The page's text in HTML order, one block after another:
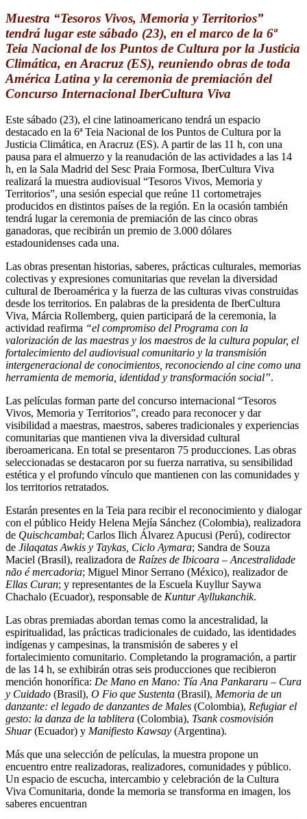
Muestra “Tesoros Vivos, Memoria y Territorios”
tendrá lugar este sábado (23), en el marco de la 6ª
Teia Nacional de los Puntos de Cultura por la Justicia
Climática, en Aracruz (ES), reuniendo obras de toda
América Latina y la ceremonia de premiación del
Concurso Internacional IberCultura Viva
Este sábado (23), el cine latinoamericano tendrá un espacio
destacado en la 6ª Teia Nacional de los Puntos de Cultura por la
Justicia Climática, en Aracruz (ES). A partir de las 11 h, con una
pausa para el almuerzo y la reanudación de las actividades a las 14
h, en la Sala Madrid del Sesc Praia Formosa, IberCultura Viva
realizará la muestra audiovisual “Tesoros Vivos, Memoria y
Territorios”, una sesión especial que reúne 11 cortometrajes
producidos en distintos países de la región. En la ocasión también
tendrá lugar la ceremonia de premiación de las cinco obras
ganadoras, que recibirán un premio de 3.000 dólares
estadounidenses cada una.
Las obras presentan historias, saberes, prácticas culturales, memorias
colectivas y expresiones comunitarias que revelan la diversidad
cultural de Iberoamérica y la fuerza de las culturas vivas construidas
desde los territorios. En palabras de la presidenta de IberCultura
Viva, Márcia Rollemberg, quien participará de la ceremonia, la
actividad reafirma “el compromiso del Programa con la
valorización de las maestras y los maestros de la cultura popular, el
fortalecimiento del audiovisual comunitario y la transmisión
intergeneracional de conocimientos, reconociendo al cine como una
herramienta de memoria, identidad y transformación social”.
Las películas forman parte del concurso internacional “Tesoros
Vivos, Memoria y Territorios”, creado para reconocer y dar
visibilidad a maestras, maestros, saberes tradicionales y experiencias
comunitarias que mantienen viva la diversidad cultural
iberoamericana. En total se presentaron 75 producciones. Las obras
seleccionadas se destacaron por su fuerza narrativa, su sensibilidad
estética y el profundo vínculo que mantienen con las comunidades y
los territorios retratados.
Estarán presentes en la Teia para recibir el reconocimiento y dialogar
con el público Heidy Helena Mejía Sánchez (Colombia), realizadora
de Quischcambal; Carlos Ilich Álvarez Apucusi (Perú), codirector
de Jilaqatas Awkis y Taykas, Ciclo Aymara; Sandra de Souza
Maciel (Brasil), realizadora de Raízes de Ibicoara – Ancestralidade
não é mercadoria; Miguel Minor Serrano (México), realizador de
Ellas Curan; y representantes de la Escuela Kuyllur Saywa
Chachalo (Ecuador), responsable de Kuntur Ayllukanchik.
Las obras premiadas abordan temas como la ancestralidad, la
espiritualidad, las prácticas tradicionales de cuidado, las identidades
indígenas y campesinas, la transmisión de saberes y el
fortalecimiento comunitario. Completando la programación, a partir
de las 14 h, se exhibirán otras seis producciones que recibieron
mención honorífica: De Mano en Mano: Tía Ana Pankararu – Cura
y Cuidado (Brasil), O Fio que Sustenta (Brasil), Memoria de un
danzante: el legado de danzantes de Males (Colombia), Refugiar el
gesto: la danza de la tablitera (Colombia), Tsank cosmovisión
Shuar(Ecuador) y Manifiesto Kawsay (Argentina).
Más que una selección de películas, la muestra propone un
encuentro entre realizadoras, realizadores, comunidades y público.
Un espacio de escucha, intercambio y celebración de la Cultura
Viva Comunitaria, donde la memoria se transforma en imagen, los
saberes encuentran